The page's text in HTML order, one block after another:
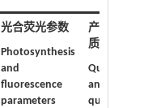
光合荧光参数
Photosynthesis
and
fluorescence
parameters
产量品
质指标
Quantity
and
quality